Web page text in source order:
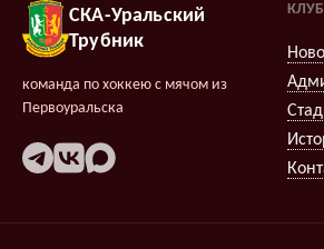
СКА-Уральский
Трубник
команда по хоккею с мячом из
Первоуральска
КЛУБ